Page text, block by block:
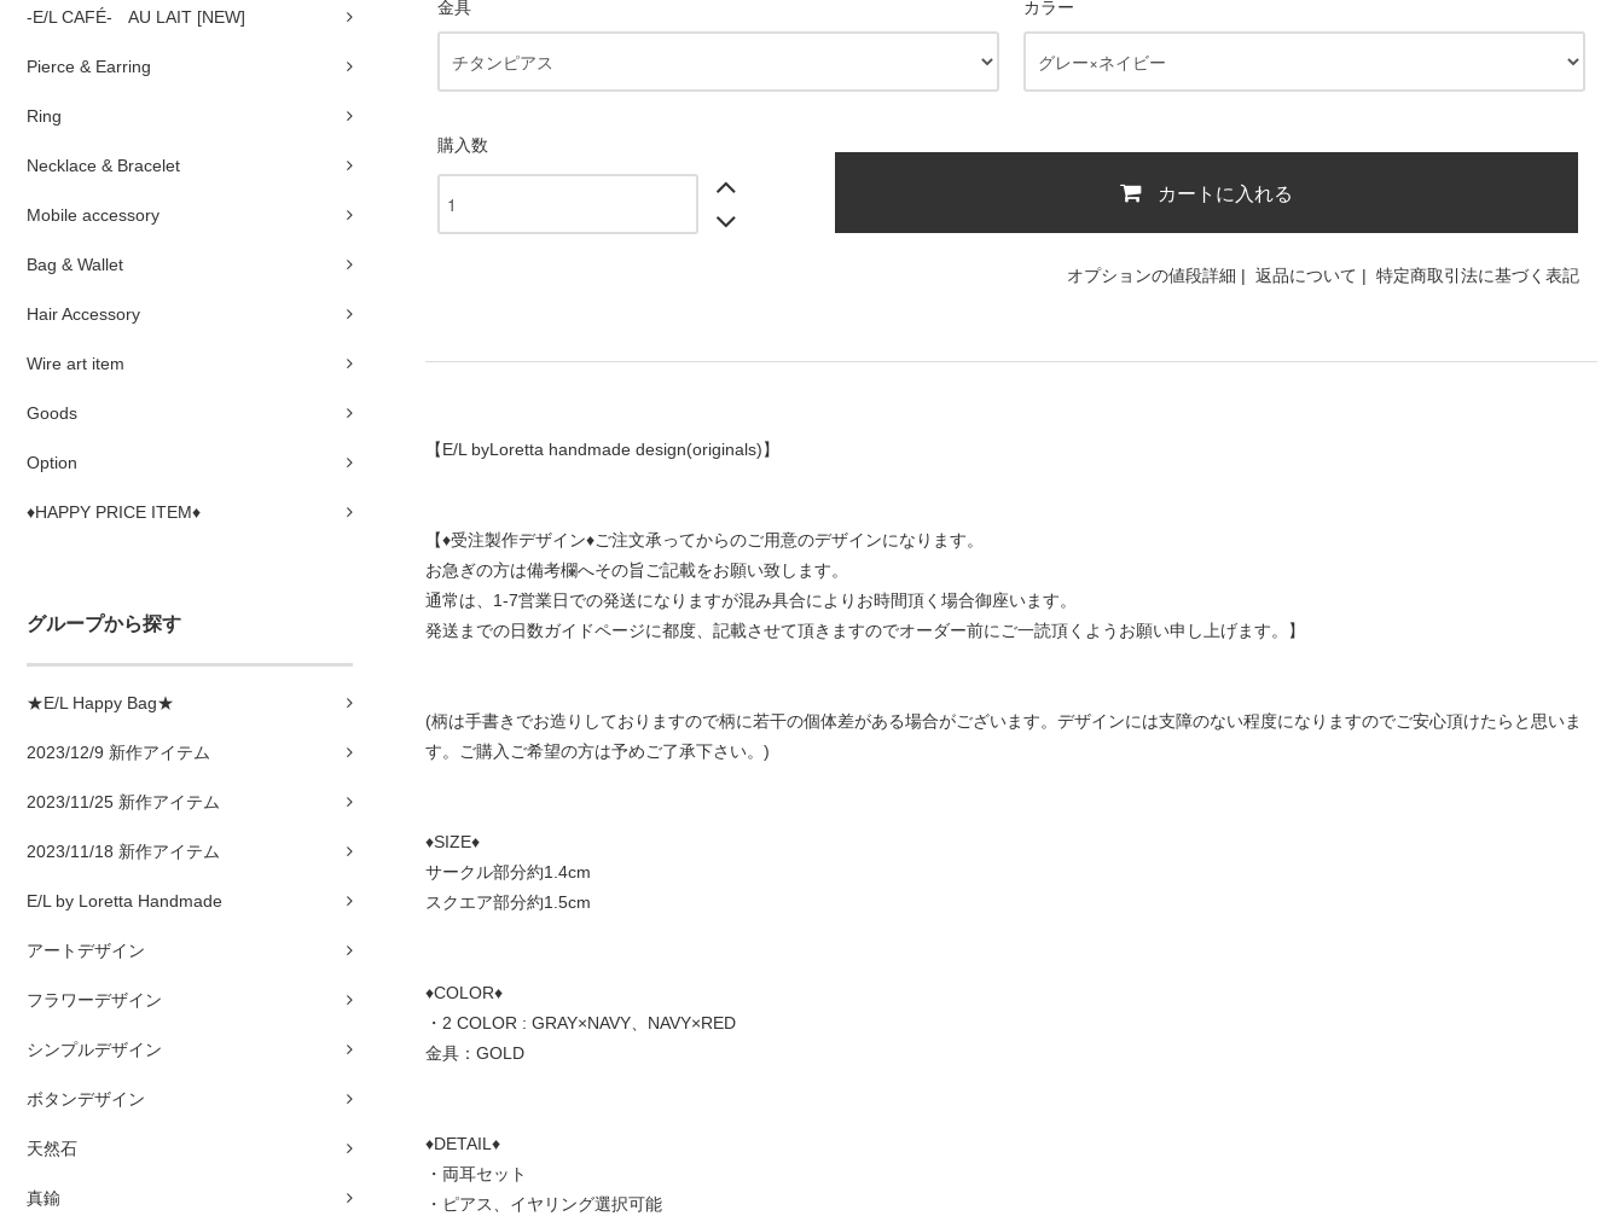
-E/L CAFÉ- AU LAIT [NEW]
Pierce & Earring
Ring
Necklace & Bracelet
Mobile accessory
Bag & Wallet
Hair Accessory
Wire art item
Goods
Option
♦HAPPY PRICE ITEM♦
グループから探す
★E/L Happy Bag★
2023/12/9 新作アイテム
2023/11/25 新作アイテム
2023/11/18 新作アイテム
E/L by Loretta Handmade
アートデザイン
フラワーデザイン
シンプルデザイン
ボタンデザイン
天然石
真鍮
金具 カラー
購入数
カートに入れる
オプションの値段詳細 | 返品について | 特定商取引法に基づく表記
【E/L byLoretta handmade design(originals)】
【♦受注製作デザイン♦ご注文承ってからのご用意のデザインになります。
お急ぎの方は備考欄へその旨ご記載をお願い致します。
通常は、1-7営業日での発送になりますが混み具合によりお時間頂く場合御座います。
発送までの日数ガイドページに都度、記載させて頂きますのでオーダー前にご一読頂くようお願い申し上げます。】
(柄は手書きでお造りしておりますので柄に若干の個体差がある場合がございます。デザインには支障のない程度になりますのでご安心頂けたらと思いま
す。ご購入ご希望の方は予めご了承下さい。)
♦︎SIZE♦︎
サークル部分約1.4cm
スクエア部分約1.5cm
♦COLOR♦
・2 COLOR : GRAY×NAVY、NAVY×RED
金具：GOLD
♦DETAIL♦
・両耳セット
・ピアス、イヤリング選択可能